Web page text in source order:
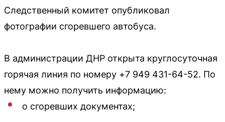
Следственный комитет опубликовал
фотографии сгоревшего автобуса.
В администрации ДНР открыта круглосуточная
горячая линия по номеру +7 949 431-64-52. По
нему можно получить информацию:
о сгоревших документах;